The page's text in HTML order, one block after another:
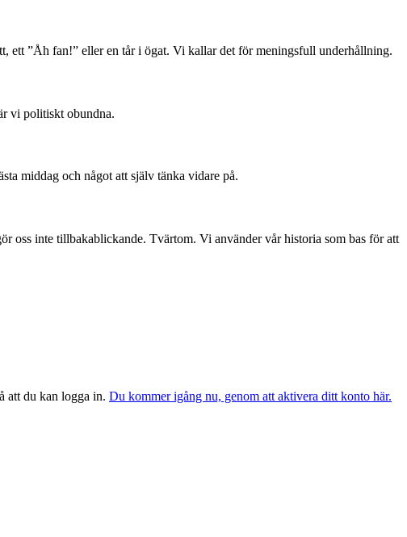
ett ”Åh fan!” eller en tår i ögat. Vi kallar det för meningsfull underhållning.
vi politiskt obundna.
middag och något att själv tänka vidare på.
oss inte tillbakablickande. Tvärtom. Vi använder vår historia som bas för att
att du kan logga in. Du kommer igång nu, genom att aktivera ditt konto här.